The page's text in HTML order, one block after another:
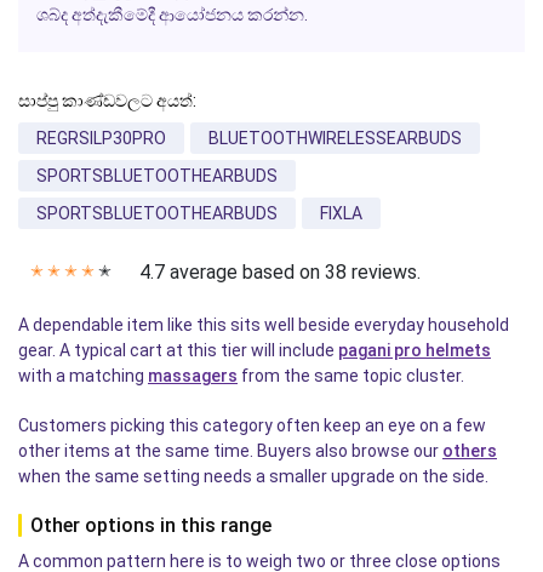
ශබ්ද අත්දැකීමේදී ආයෝජනය කරන්න.
සාප්පු කාණ්ඩවලට අයත්:
REGRSILP30PRO
BLUETOOTHWIRELESSEARBUDS
SPORTSBLUETOOTHEARBUDS
SPORTSBLUETOOTHEARBUDS
FIXLA
✭ ✭ ✭ ✭ ✭ 4.7 average based on 38 reviews.
A dependable item like this sits well beside everyday household
gear. A typical cart at this tier will include pagani pro helmets
with a matching massagers from the same topic cluster.
Customers picking this category often keep an eye on a few
other items at the same time. Buyers also browse our others
when the same setting needs a smaller upgrade on the side.
Other options in this range
A common pattern here is to weigh two or three close options